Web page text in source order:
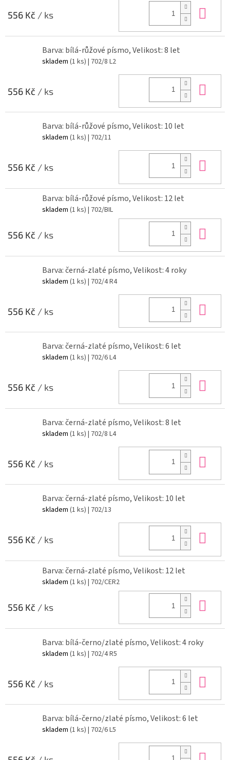
556 Kč / ks
Barva: bílá-růžové písmo, Velikost: 8 let
skladem (1 ks) | 702/8 L2
556 Kč / ks
Barva: bílá-růžové písmo, Velikost: 10 let
skladem (1 ks) | 702/11
556 Kč / ks
Barva: bílá-růžové písmo, Velikost: 12 let
skladem (1 ks) | 702/BIL
556 Kč / ks
Barva: černá-zlaté písmo, Velikost: 4 roky
skladem (1 ks) | 702/4 R4
556 Kč / ks
Barva: černá-zlaté písmo, Velikost: 6 let
skladem (1 ks) | 702/6 L4
556 Kč / ks
Barva: černá-zlaté písmo, Velikost: 8 let
skladem (1 ks) | 702/8 L4
556 Kč / ks
Barva: černá-zlaté písmo, Velikost: 10 let
skladem (1 ks) | 702/13
556 Kč / ks
Barva: černá-zlaté písmo, Velikost: 12 let
skladem (1 ks) | 702/CER2
556 Kč / ks
Barva: bílá-černo/zlaté písmo, Velikost: 4 roky
skladem (1 ks) | 702/4 R5
556 Kč / ks
Barva: bílá-černo/zlaté písmo, Velikost: 6 let
skladem (1 ks) | 702/6 L5